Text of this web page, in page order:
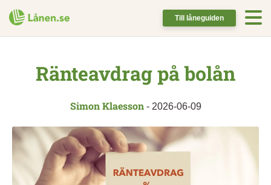
Till låneguiden
Ränteavdrag på bolån
Simon Klaesson- 2026-06-09